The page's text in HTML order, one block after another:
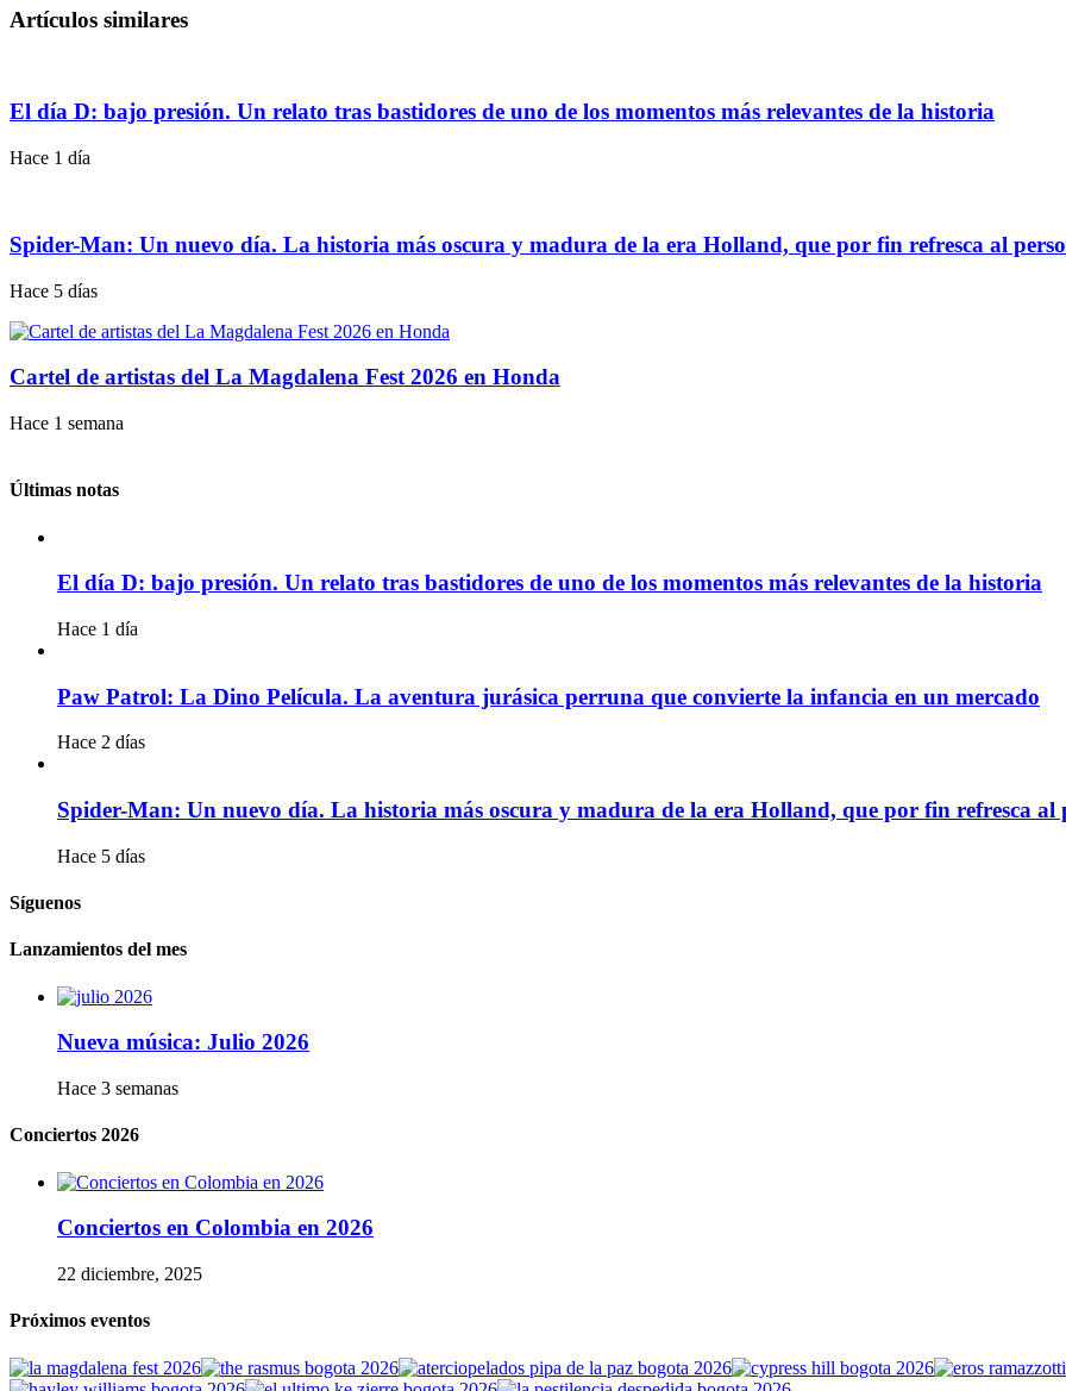
Artículos similares
El día D: bajo presión. Un relato tras bastidores de uno de los momentos más relevantes de la historia
Hace 1 día
Spider-Man: Un nuevo día. La historia más oscura y madura de la era Holland, que por fin refresca al
Hace 5 días
Cartel de artistas del La Magdalena Fest 2026 en Honda
Hace 1 semana
Últimas notas
El día D: bajo presión. Un relato tras bastidores de uno de los momentos más relevantes de la historia
Hace 1 día
Paw Patrol: La Dino Película. La aventura jurásica perruna que convierte la infancia en un mercado
Hace 2 días
Spider-Man: Un nuevo día. La historia más oscura y madura de la era Holland, que por fin refresca al
Hace 5 días
Síguenos
Lanzamientos del mes
Nueva música: Julio 2026
Hace 3 semanas
Conciertos 2026
Conciertos en Colombia en 2026
22 diciembre, 2025
Próximos eventos